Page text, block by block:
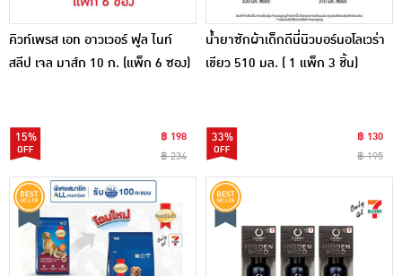
คิวท์เพรส เอท อาวเวอร์ ฟูล ไนท์
สลีป เจล มาส์ก 10 ก. (แพ็ก 6 ซอง)
15%
฿ 198
฿ 234
น้ำยาซักผ้าเด็กดีนี่นิวบอร์นอโลเวร่า
เขียว 510 มล. ( 1 แพ็ก 3 ชิ้น)
33%
฿ 130
฿ 195